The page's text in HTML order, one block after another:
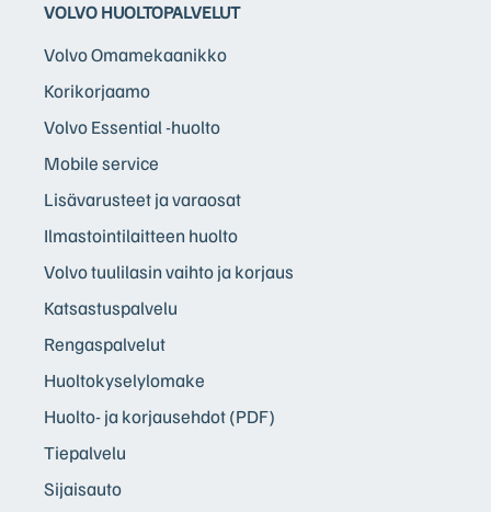
VOLVO HUOLTOPALVELUT
Volvo Omamekaanikko
Korikorjaamo
Volvo Essential -huolto
Mobile service
Lisävarusteet ja varaosat
Ilmastointilaitteen huolto
Volvo tuulilasin vaihto ja korjaus
Katsastuspalvelu
Rengaspalvelut
Huoltokyselylomake
Huolto- ja korjausehdot (PDF)
Tiepalvelu
Sijaisauto